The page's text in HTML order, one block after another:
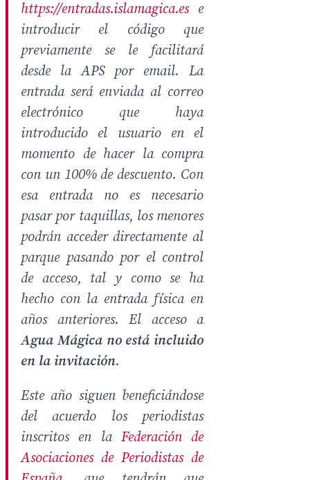
https://entradas.islamagica.ese
introducir el código que
previamente se le facilitará
desde la APS por email. La
entrada será enviada al correo
electrónico que haya
introducido el usuario en el
momento de hacer la compra
con un 100% de descuento. Con
esa entrada no es necesario
pasar por taquillas, los menores
podrán acceder directamente al
parque pasando por el control
de acceso, tal y como se ha
hecho con la entrada física en
años anteriores. El acceso a
Agua Mágica no está incluido
en la invitación.
Este año siguen beneficiándose
del acuerdo los periodistas
inscritos en la Federación de
Asociaciones de Periodistas de